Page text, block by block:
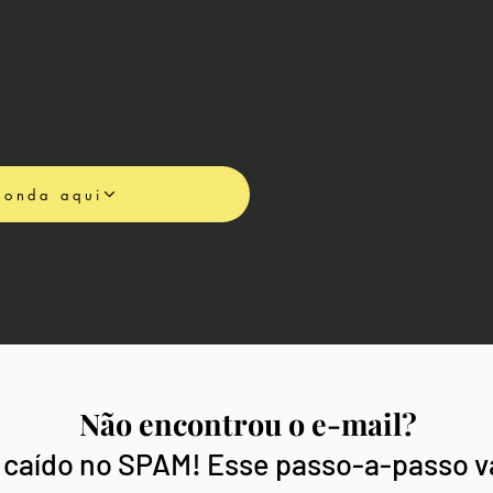
aqui
Não encontrou o e-mail?
no SPAM! Esse passo-a-passo
Não encontrou o e-mail?
no SPAM! Esse passo-a-passo